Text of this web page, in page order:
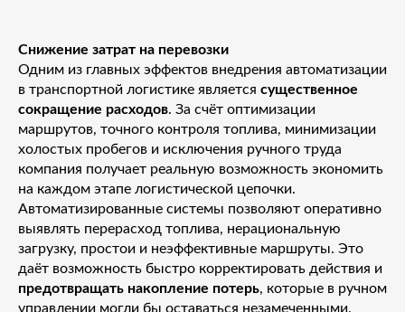
Снижение затрат на перевозки
Одним из главных эффектов внедрения автоматизации
в транспортной логистике является существенное
сокращение расходов. За счёт оптимизации
маршрутов, точного контроля топлива, минимизации
холостых пробегов и исключения ручного труда
компания получает реальную возможность экономить
на каждом этапе логистической цепочки.
Автоматизированные системы позволяют оперативно
выявлять перерасход топлива, нерациональную
загрузку, простои и неэффективные маршруты. Это
даёт возможность быстро корректировать действия и
предотвращать накопление потерь, которые в ручном
управлении могли бы оставаться незамеченными.